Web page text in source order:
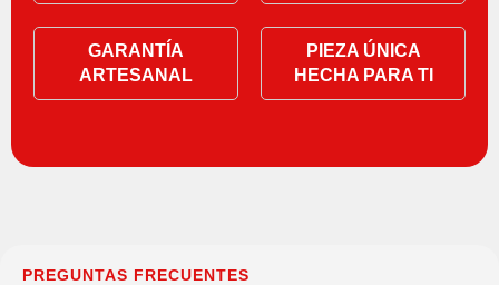
GARANTÍA
ARTESANAL
PIEZA ÚNICA
HECHA PARA TI
PREGUNTAS FRECUENTES